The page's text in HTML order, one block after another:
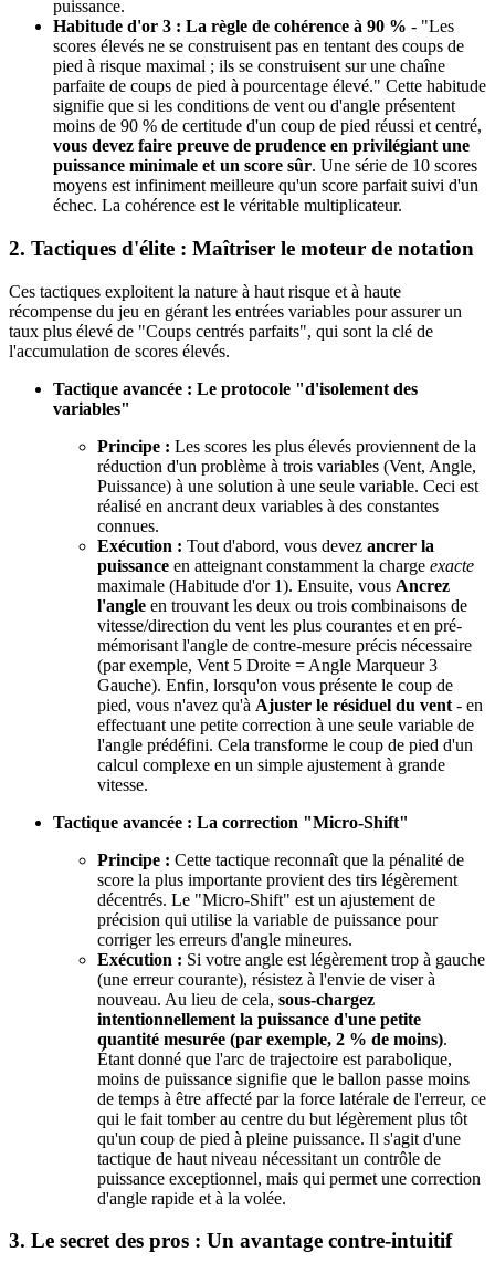
puissance.
Habitude d'or 3 : La règle de cohérence à 90 % - "Les
scores élevés ne se construisent pas en tentant des coups de
pied à risque maximal ; ils se construisent sur une chaîne
parfaite de coups de pied à pourcentage élevé." Cette habitude
signifie que si les conditions de vent ou d'angle présentent
moins de 90 % de certitude d'un coup de pied réussi et centré,
vous devez faire preuve de prudence en privilégiant une
puissance minimale et un score sûr. Une série de 10 scores
moyens est infiniment meilleure qu'un score parfait suivi d'un
échec. La cohérence est le véritable multiplicateur.
2. Tactiques d'élite : Maîtriser le moteur de notation
Ces tactiques exploitent la nature à haut risque et à haute
récompense du jeu en gérant les entrées variables pour assurer un
taux plus élevé de "Coups centrés parfaits", qui sont la clé de
l'accumulation de scores élevés.
Tactique avancée : Le protocole "d'isolement des
variables"
Principe : Les scores les plus élevés proviennent de la
réduction d'un problème à trois variables (Vent, Angle,
Puissance) à une solution à une seule variable. Ceci est
réalisé en ancrant deux variables à des constantes
connues.
Exécution : Tout d'abord, vous devez ancrer la
puissance en atteignant constamment la charge exacte
maximale (Habitude d'or 1). Ensuite, vous Ancrez
l'angle en trouvant les deux ou trois combinaisons de
vitesse/direction du vent les plus courantes et en pré-
mémorisant l'angle de contre-mesure précis nécessaire
(par exemple, Vent 5 Droite = Angle Marqueur 3
Gauche). Enfin, lorsqu'on vous présente le coup de
pied, vous n'avez qu'à Ajuster le résiduel du vent - en
effectuant une petite correction à une seule variable de
l'angle prédéfini. Cela transforme le coup de pied d'un
calcul complexe en un simple ajustement à grande
vitesse.
Tactique avancée : La correction "Micro-Shift"
Principe : Cette tactique reconnaît que la pénalité de
score la plus importante provient des tirs légèrement
décentrés. Le "Micro-Shift" est un ajustement de
précision qui utilise la variable de puissance pour
corriger les erreurs d'angle mineures.
Exécution : Si votre angle est légèrement trop à gauche
(une erreur courante), résistez à l'envie de viser à
nouveau. Au lieu de cela, sous-chargez
intentionnellement la puissance d'une petite
quantité mesurée (par exemple, 2 % de moins).
Étant donné que l'arc de trajectoire est parabolique,
moins de puissance signifie que le ballon passe moins
de temps à être affecté par la force latérale de l'erreur, ce
qui le fait tomber au centre du but légèrement plus tôt
qu'un coup de pied à pleine puissance. Il s'agit d'une
tactique de haut niveau nécessitant un contrôle de
puissance exceptionnel, mais qui permet une correction
d'angle rapide et à la volée.
3. Le secret des pros : Un avantage contre-intuitif